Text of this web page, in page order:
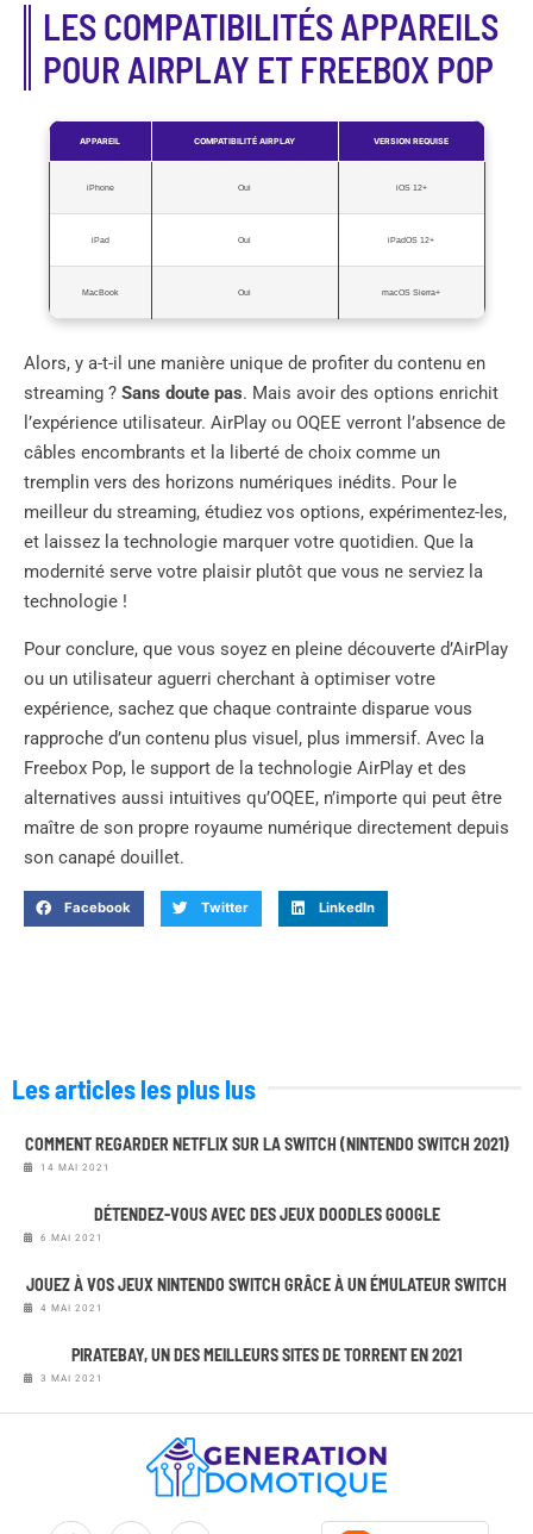
LES COMPATIBILITÉS APPAREILS
POUR AIRPLAY ET FREEBOX POP
APPAREIL COMPATIBILITÉ AIRPLAY VERSION REQUISE
iPhone Oui iOS 12+
iPad Oui iPadOS 12+
MacBook Oui macOS Sierra+
Alors, y a-t-il une manière unique de profiter du contenu en
streaming ? Sans doute pas. Mais avoir des options enrichit
l’expérience utilisateur. AirPlay ou OQEE verront l’absence de
câbles encombrants et la liberté de choix comme un
tremplin vers des horizons numériques inédits. Pour le
meilleur du streaming, étudiez vos options, expérimentez-les,
et laissez la technologie marquer votre quotidien. Que la
modernité serve votre plaisir plutôt que vous ne serviez la
technologie !
Pour conclure, que vous soyez en pleine découverte d’AirPlay
ou un utilisateur aguerri cherchant à optimiser votre
expérience, sachez que chaque contrainte disparue vous
rapproche d’un contenu plus visuel, plus immersif. Avec la
Freebox Pop, le support de la technologie AirPlay et des
alternatives aussi intuitives qu’OQEE, n’importe qui peut être
maître de son propre royaume numérique directement depuis
son canapé douillet.
Facebook Twitter LinkedIn
Les articles les plus lus
COMMENT REGARDER NETFLIX SUR LA SWITCH (NINTENDO SWITCH 2021)
14 MAI 2021
DÉTENDEZ-VOUS AVEC DES JEUX DOODLES GOOGLE
6 MAI 2021
JOUEZ À VOS JEUX NINTENDO SWITCH GRÂCE À UN ÉMULATEUR SWITCH
4 MAI 2021
PIRATEBAY, UN DES MEILLEURS SITES DE TORRENT EN 2021
3 MAI 2021